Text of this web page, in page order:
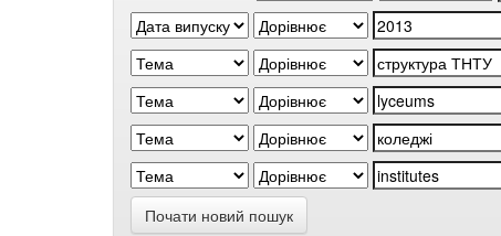
Почати новий пошук